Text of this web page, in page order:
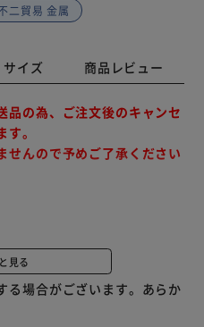
二貿易 金属
イズ 商品レビュー
の為、ご注文後のキャンセ
。
せんので予めご了承ください
ポートがついているので、
す。中央の背もたれを倒す
入ったコップも安心して置く
見る
場合がございます。あらか